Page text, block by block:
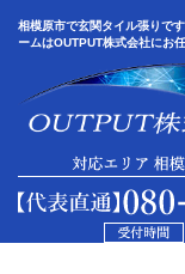
相模原市で玄関タイル張りで
ームはOUTPUT株式会社にお